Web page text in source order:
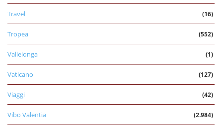
Travel (16)
Tropea (552)
Vallelonga (1)
Vaticano (127)
Viaggi (42)
Vibo Valentia (2.984)